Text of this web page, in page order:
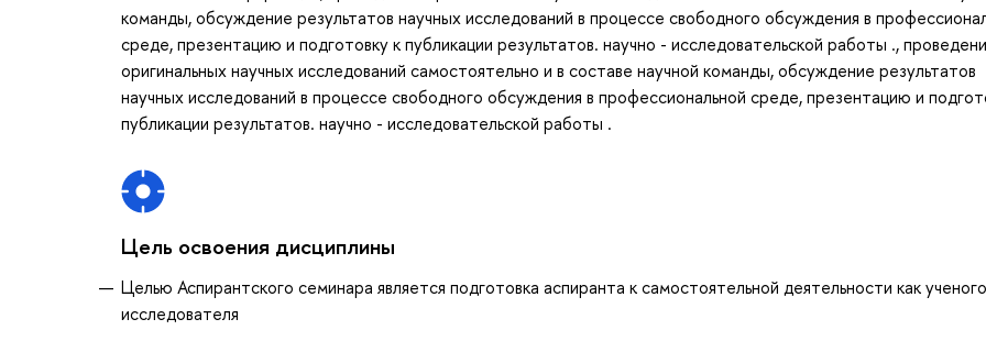
команды, обсуждение результатов научных исследований в процессе свободного обсуждения в
среде, презентацию и подготовку к публикации результатов. научно - исследовательской работы .,
оригинальных научных исследований самостоятельно и в составе научной команды, обсуждение результатов
научных исследований в процессе свободного обсуждения в профессиональной среде, презентацию и
публикации результатов. научно - исследовательской работы .
Цель освоения дисциплины
Целью Аспирантского семинара является подготовка аспиранта к самостоятельной деятельности как
исследователя